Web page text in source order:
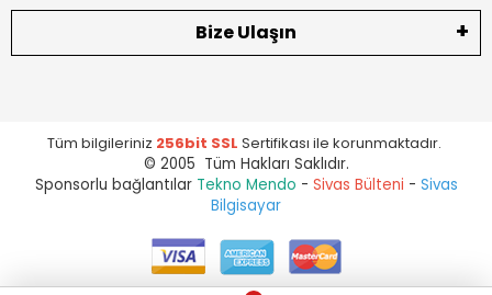
Bize Ulaşın
Tüm bilgileriniz 256bit SSL Sertifikası ile korunmaktadır.
© 2005 Tüm Hakları Saklıdır.
Sponsorlu bağlantılar Tekno Mendo - Sivas Bülteni - Sivas
Bilgisayar